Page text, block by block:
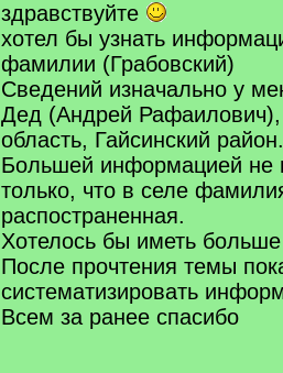
здравствуйте
хотел бы узнать
фамилии (Грабовский)
Сведений изначально у
Дед (Андрей Рафаилович),
область, Гайсинский район.
Большей информацией не
только, что в селе
распостраненная.
Хотелось бы иметь
После прочтения темы
систематизировать
Всем за ранее спасибо